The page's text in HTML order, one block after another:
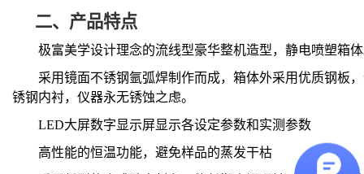
二、 产品特点
极富美学设计理念的流线型豪华整机造型，静电喷塑箱
采用镜面不锈钢氩弧焊制作而成，箱体外采用优质钢板
锈钢内衬，仪器永无锈蚀之虑。
LED大屏数字显示屏显示各设定参数和实测参数
高性能的恒温功能，避免样品的蒸发干枯